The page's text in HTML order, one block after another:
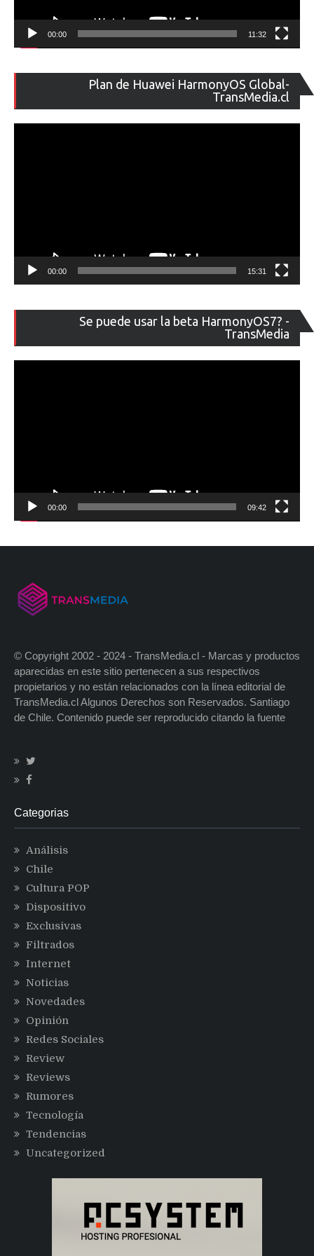
00:00 11:32
Plan de Huawei HarmonyOS Global-
TransMedia.cl
de
00:00 15:31
Se puede usar la beta HarmonyOS7? -
TransMedia
de
00:00 09:42
© Copyright 2002 - 2024 - TransMedia.cl - Marcas y productos
aparecidas en este sitio pertenecen a sus respectivos
propietarios y no están relacionados con la línea editorial de
TransMedia.cl Algunos Derechos son Reservados. Santiago
de Chile. Contenido puede ser reproducido citando la fuente
Categorias
Análisis
Chile
Cultura POP
Dispositivo
Exclusivas
Filtrados
Internet
Noticias
Novedades
Opinión
Redes Sociales
Review
Reviews
Rumores
Tecnología
Tendencias
Uncategorized